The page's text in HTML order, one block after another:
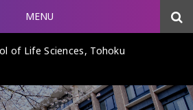
MENU
of Life Sciences, Tohoku